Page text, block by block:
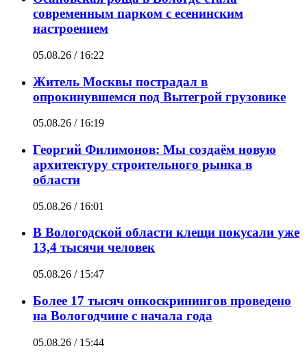
современным парком с есенинским
настроением
05.08.26 / 16:22
Житель Москвы пострадал в
опрокинувшемся под Вытегрой грузовике
05.08.26 / 16:19
Георгий Филимонов: Мы создаём новую
архитектуру строительного рынка в
области
05.08.26 / 16:01
В Вологодской области клещи покусали уже
13,4 тысячи человек
05.08.26 / 15:47
Более 17 тысяч онкоскринингов проведено
на Вологодчине с начала года
05.08.26 / 15:44